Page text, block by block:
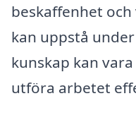
beskaffenhet
kan uppstå
kunskap kan
utföra arbetet